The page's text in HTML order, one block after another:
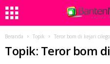
Beranda Topik Teror bom di kejari
Topik: Teror bom